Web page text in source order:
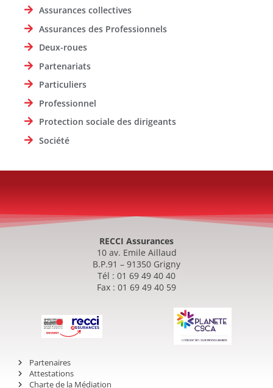
Assurances collectives
Assurances des Professionnels
Deux-roues
Partenariats
Particuliers
Professionnel
Protection sociale des dirigeants
Société
RECCI Assurances
10 av. Emile Aillaud
B.P.91 – 91350 Grigny
Tél : 01 69 49 40 40
Fax : 01 69 49 40 59
Partenaires
Attestations
Charte de la Médiation